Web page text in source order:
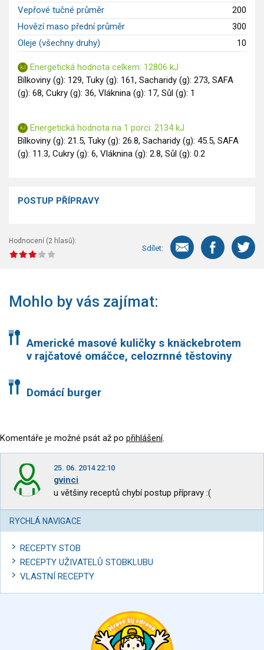
Vepřové tučné průměr
200
Hovězí maso přední průměr
300
Oleje (všechny druhy)
10
Energetická hodnota celkem: 12806 kJ
Bílkoviny (g): 129, Tuky (g): 161, Sacharidy (g): 273, SAFA
(g): 68, Cukry (g): 36, Vláknina (g): 17, Sůl (g): 1
Energetická hodnota na 1 porci: 2134 kJ
Bílkoviny (g): 21.5, Tuky (g): 26.8, Sacharidy (g): 45.5, SAFA
(g): 11.3, Cukry (g): 6, Vláknina (g): 2.8, Sůl (g): 0.2
POSTUP PŘÍPRAVY
Hodnocení (2 hlasů):
Sdílet:
Mohlo by vás zajímat:
Americké masové kuličky s knäckebrotem
v rajčatové omáčce, celozrnné těstoviny
Domácí burger
Komentáře je možné psát až po přihlášení.
25. 06. 2014 22:10
gvinci
u většiny receptů chybí postup přípravy :(
RYCHLÁ NAVIGACE
RECEPTY STOB
RECEPTY UŽIVATELŮ STOBKLUBU
VLASTNÍ RECEPTY